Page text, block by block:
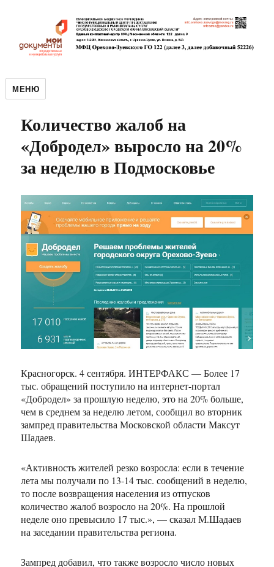
МЕНЮ
Количество жалоб на
«Добродел» выросло на 20%
за неделю в Подмосковье
Красногорск. 4 сентября. ИНТЕРФАКС — Более 17
тыс. обращений поступило на интернет-портал
«Добродел» за прошлую неделю, это на 20% больше,
чем в среднем за неделю летом, сообщил во вторник
зампред правительства Московской области Максут
Шадаев.
«Активность жителей резко возросла: если в течение
лета мы получали по 13-14 тыс. сообщений в неделю,
то после возвращения населения из отпусков
количество жалоб возросло на 20%. На прошлой
неделе оно превысило 17 тыс.», — сказал М.Шадаев
на заседании правительства региона.
Зампред добавил, что также возросло число новых